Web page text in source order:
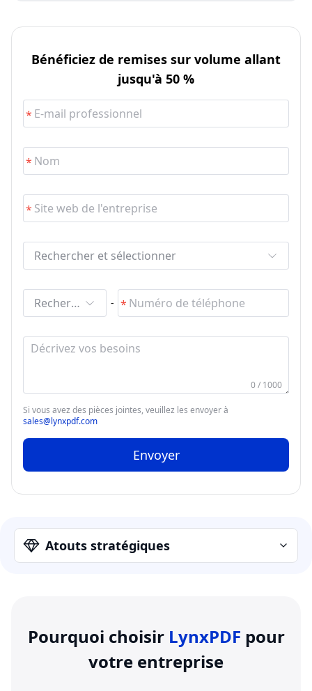
Bénéficiez de remises sur volume allant
jusqu'à 50 %
Rechercher et sélectionner
Rechercher et sélectionner -
0 / 1000
Si vous avez des pièces jointes, veuillez les envoyer à
sales@lynxpdf.com
Envoyer
Atouts stratégiques
Pourquoi choisir LynxPDF pour
votre entreprise